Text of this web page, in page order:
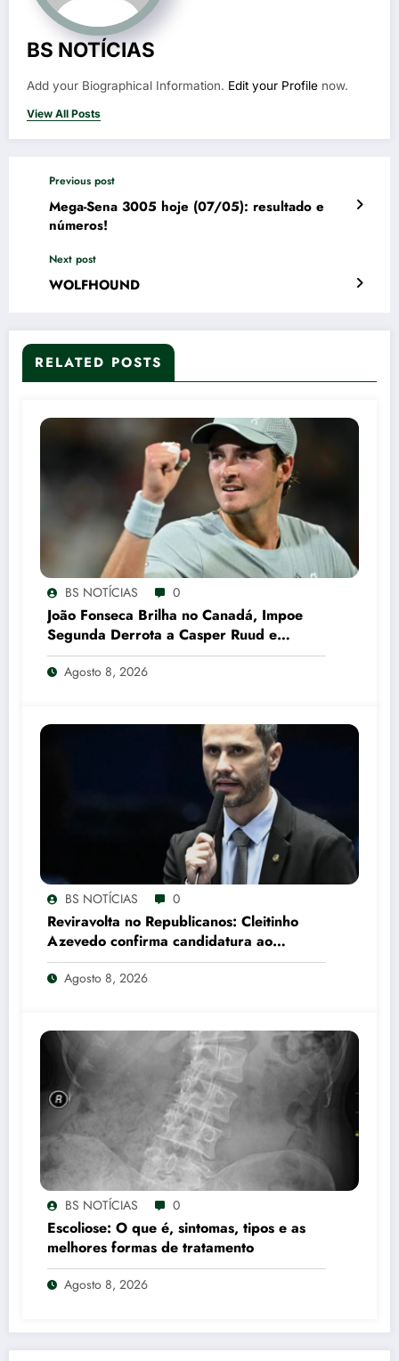
BS NOTÍCIAS
Add your Biographical Information. Edit your Profile now.
View All Posts
Previous post
Mega-Sena 3005 hoje (07/05): resultado e
números!
Next post
WOLFHOUND
RELATED POSTS
BS NOTÍCIAS 0
João Fonseca Brilha no Canadá, Impoe
Segunda Derrota a Casper Ruud e
Garante Vaga nas Oitavas em Montreal
CNN Brasil
Agosto 8, 2026
BS NOTÍCIAS 0
Reviravolta no Republicanos: Cleitinho
Azevedo confirma candidatura ao
Governo de Minas Gerais
Agosto 8, 2026
BS NOTÍCIAS 0
Escoliose: O que é, sintomas, tipos e as
melhores formas de tratamento
Agosto 8, 2026